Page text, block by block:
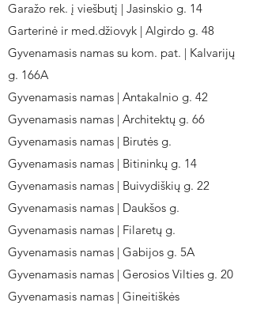
Garažo rek. į viešbutį | Jasinskio g. 14
Garterinė ir med.džiovyk | Algirdo g. 48
Gyvenamasis namas su kom. pat. | Kalvarijų
g. 166A
Gyvenamasis namas | Antakalnio g. 42
Gyvenamasis namas | Architektų g. 66
Gyvenamasis namas | Birutės g.
Gyvenamasis namas | Bitininkų g. 14
Gyvenamasis namas | Buivydiškių g. 22
Gyvenamasis namas | Daukšos g.
Gyvenamasis namas | Filaretų g.
Gyvenamasis namas | Gabijos g. 5A
Gyvenamasis namas | Gerosios Vilties g. 20
Gyvenamasis namas | Gineitiškės